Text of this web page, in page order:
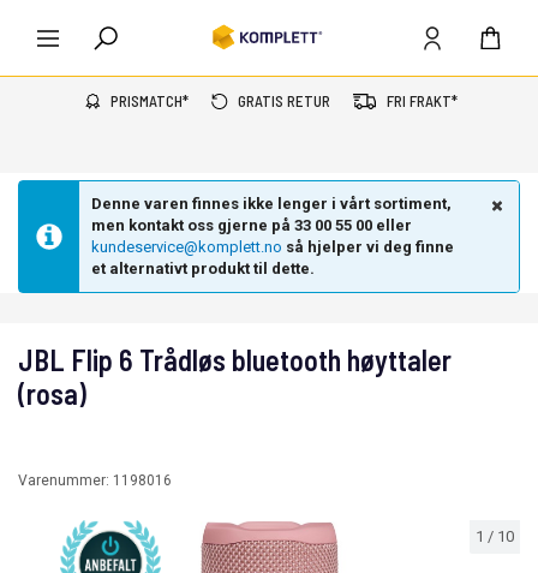
PRISMATCH* GRATIS RETUR FRI FRAKT*
Denne varen finnes ikke lenger i vårt sortiment,
men kontakt oss gjerne på 33 00 55 00 eller
kundeservice@komplett.no så hjelper vi deg finne
et alternativt produkt til dette.
1 / 10
JBL Flip 6 Trådløs bluetooth høyttaler
(rosa)
Varenummer: 1198016